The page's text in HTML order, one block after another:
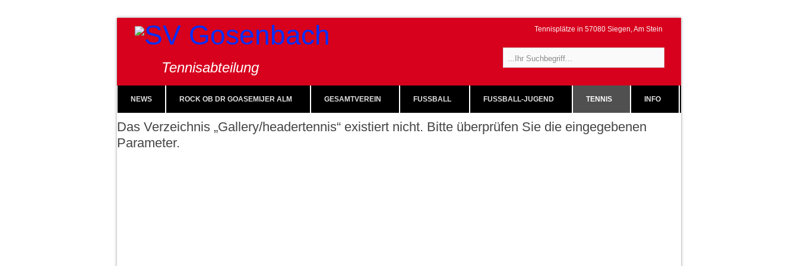
Tennisabteilung
Tennisplätze in 57080 Siegen, Am Stein
NEWS ROCK OB DR GOASEMIJER ALM GESAMTVEREIN FUSSBALL FUSSBALL-JUGEND TENNIS INFO
Das Verzeichnis „Gallery/headertennis“ existiert nicht. Bitte überprüfen Sie die eingegebenen
Parameter.